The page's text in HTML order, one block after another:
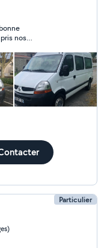
ou
pas
nos
Particulier